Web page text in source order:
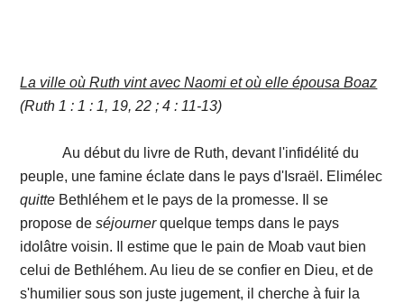
La ville où Ruth vint avec Naomi et où elle épousa Boaz
(Ruth 1 : 1 : 1, 19, 22 ; 4 : 11-13)
Au début du livre de Ruth, devant l'infidélité du
peuple, une famine éclate dans le pays d'Israël. Elimélec
quitte Bethléhem et le pays de la promesse. Il se
propose deséjournerquelque temps dans le pays
idolâtre voisin. Il estime que le pain de Moab vaut bien
celui de Bethléhem. Au lieu de se confier en Dieu, et de
s'humilier sous son juste jugement, il cherche à fuir la